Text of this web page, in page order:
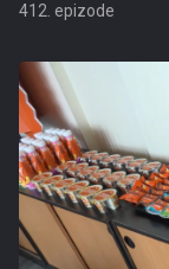
412. epizode